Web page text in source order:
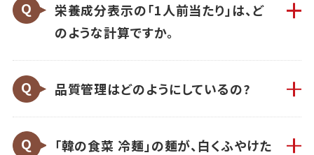
栄養成分表示の「1人前当たり」は、ど
のような計算ですか。
品質管理はどのようにしているの?
「韓の食菜 冷麺」の麺が、白くふやけた